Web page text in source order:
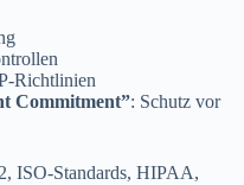
Richtlinien
Commitment”: Schutz vor
ISO-Standards, HIPAA,